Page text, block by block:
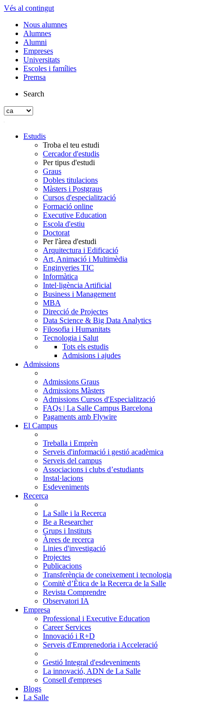
Vés al contingut
Nous alumnes
Alumnes
Alumni
Empreses
Universitats
Escoles i famílies
Premsa
Search
Estudis
Troba el teu estudi
Cercador d'estudis
Per tipus d'estudi
Graus
Dobles titulacions
Màsters i Postgraus
Cursos d'especialització
Formació online
Executive Education
Escola d'estiu
Doctorat
Per l'àrea d'estudi
Arquitectura i Edificació
Art, Animació i Multimèdia
Enginyeries TIC
Informàtica
Intel·ligència Artificial
Business i Management
MBA
Direcció de Projectes
Data Science & Big Data Analytics
Filosofia i Humanitats
Tecnologia i Salut
Tots els estudis
Admisions i ajudes
Admissions
Admissions Graus
Admissions Màsters
Admissions Cursos d'Especialització
FAQs | La Salle Campus Barcelona
Pagaments amb Flywire
El Campus
Treballa i Emprèn
Serveis d'informació i gestió acadèmica
Serveis del campus
Associacions i clubs d’estudiants
Instal·lacions
Esdeveniments
Recerca
La Salle i la Recerca
Be a Researcher
Grups i Instituts
Àrees de recerca
Linies d'investigació
Projectes
Publicacions
Transferència de coneixement i tecnologia
Comitè d’Ètica de la Recerca de la Salle
Revista Comprendre
Observatori IA
Empresa
Professional i Executive Education
Career Services
Innovació i R+D
Serveis d'Emprenedoria i Acceleració
Gestió Integral d'esdeveniments
La innovació, ADN de La Salle
Consell d'empreses
Blogs
La Salle